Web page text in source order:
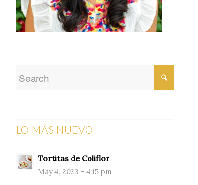
LO MÁS NUEVO
Tortitas de Coliflor
May 4, 2023 - 4:15 pm